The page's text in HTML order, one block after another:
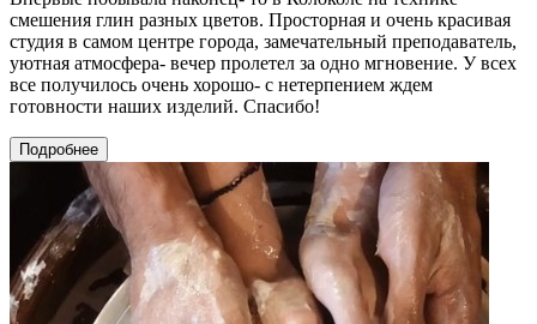
смешения глин разных цветов. Просторная и очень красивая
студия в самом центре города, замечательный преподаватель,
уютная атмосфера- вечер пролетел за одно мгновение. У всех
все получилось очень хорошо- с нетерпением ждем
готовности наших изделий. Спасибо!
Подробнее